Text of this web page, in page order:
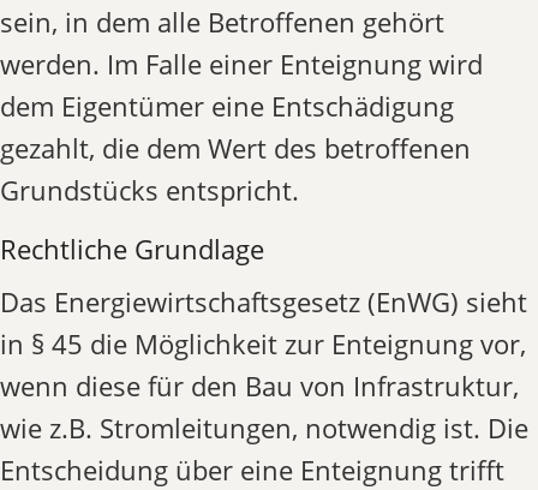
sein, in dem alle Betroffenen gehört
werden. Im Falle einer Enteignung wird
dem Eigentümer eine Entschädigung
gezahlt, die dem Wert des betroffenen
Grundstücks entspricht.
Rechtliche Grundlage
Das Energiewirtschaftsgesetz (EnWG) sieht
in § 45 die Möglichkeit zur Enteignung vor,
wenn diese für den Bau von Infrastruktur,
wie z.B. Stromleitungen, notwendig ist. Die
Entscheidung über eine Enteignung trifft